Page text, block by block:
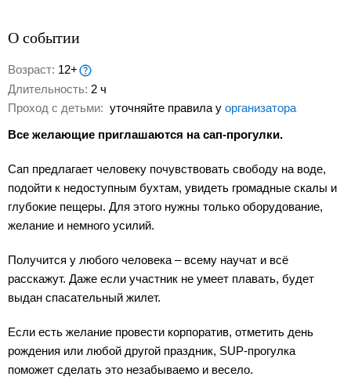
О событии
Возраст: 12+
Длительность: 2 ч
Проход с детьми: уточняйте правила у организатора
Все желающие приглашаются на сап-прогулки.
Сап предлагает человеку почувствовать свободу на воде,
подойти к недоступным бухтам, увидеть громадные скалы и
глубокие пещеры. Для этого нужны только оборудование,
желание и немного усилий.
Получится у любого человека – всему научат и всё
расскажут. Даже если участник не умеет плавать, будет
выдан спасательный жилет.
Если есть желание провести корпоратив, отметить день
рождения или любой другой праздник, SUP-прогулка
поможет сделать это незабываемо и весело.